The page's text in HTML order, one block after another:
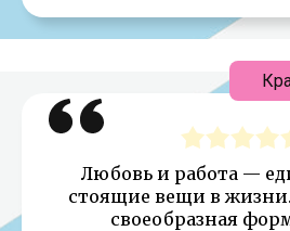
Любовь и работа —
стоящие вещи в
своеобразная